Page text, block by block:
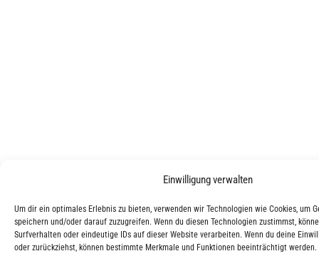
Einwilligung verwalten
Um dir ein optimales Erlebnis zu bieten, verwenden wir Technologien wie Cookies, um
speichern und/oder darauf zuzugreifen. Wenn du diesen Technologien zustimmst,
Surfverhalten oder eindeutige IDs auf dieser Website verarbeiten. Wenn du deine
oder zurückziehst, können bestimmte Merkmale und Funktionen beeinträchtigt werden.